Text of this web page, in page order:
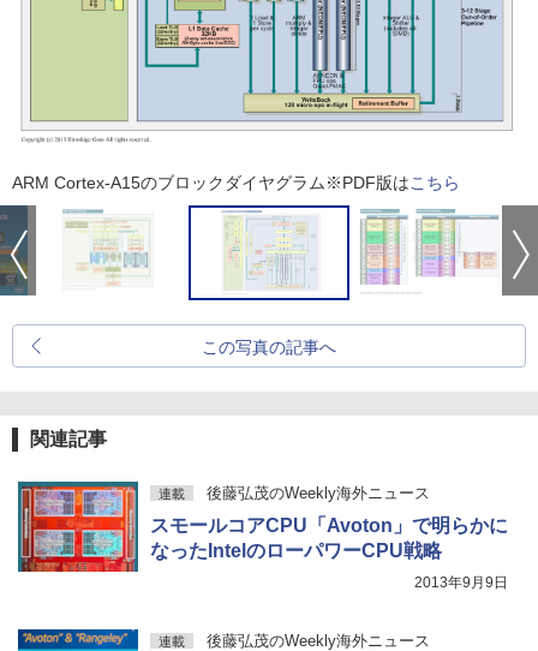
ARM Cortex-A15のブロックダイヤグラム※PDF版はこちら
この写真の記事へ
関連記事
連載 後藤弘茂のWeekly海外ニュース
スモールコアCPU「Avoton」で明らかに
なったIntelのローパワーCPU戦略
2013年9月9日
連載 後藤弘茂のWeekly海外ニュース